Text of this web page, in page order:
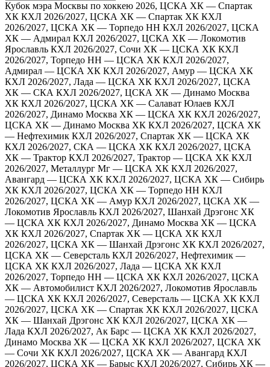
Кубок мэра Москвы по хоккею 2026, ЦСКА ХК — Спартак
ХК КХЛ 2026/2027, ЦСКА ХК — Спартак ХК КХЛ
2026/2027, ЦСКА ХК — Торпедо НН КХЛ 2026/2027, ЦСКА
ХК — Адмирал КХЛ 2026/2027, ЦСКА ХК — Локомотив
Ярославль КХЛ 2026/2027, Сочи ХК — ЦСКА ХК КХЛ
2026/2027, Торпедо НН — ЦСКА ХК КХЛ 2026/2027,
Адмирал — ЦСКА ХК КХЛ 2026/2027, Амур — ЦСКА ХК
КХЛ 2026/2027, Лада — ЦСКА ХК КХЛ 2026/2027, ЦСКА
ХК — СКА КХЛ 2026/2027, ЦСКА ХК — Динамо Москва
ХК КХЛ 2026/2027, ЦСКА ХК — Салават Юлаев КХЛ
2026/2027, Динамо Москва ХК — ЦСКА ХК КХЛ 2026/2027,
ЦСКА ХК — Динамо Москва ХК КХЛ 2026/2027, ЦСКА ХК
— Нефтехимик КХЛ 2026/2027, Спартак ХК — ЦСКА ХК
КХЛ 2026/2027, СКА — ЦСКА ХК КХЛ 2026/2027, ЦСКА
ХК — Трактор КХЛ 2026/2027, Трактор — ЦСКА ХК КХЛ
2026/2027, Металлург Мг — ЦСКА ХК КХЛ 2026/2027,
Авангард — ЦСКА ХК КХЛ 2026/2027, ЦСКА ХК — Сибирь
ХК КХЛ 2026/2027, ЦСКА ХК — Торпедо НН КХЛ
2026/2027, ЦСКА ХК — Амур КХЛ 2026/2027, ЦСКА ХК —
Локомотив Ярославль КХЛ 2026/2027, Шанхай Дрэгонс ХК
— ЦСКА ХК КХЛ 2026/2027, Динамо Москва ХК — ЦСКА
ХК КХЛ 2026/2027, Спартак ХК — ЦСКА ХК КХЛ
2026/2027, ЦСКА ХК — Шанхай Дрэгонс ХК КХЛ 2026/2027,
ЦСКА ХК — Северсталь КХЛ 2026/2027, Нефтехимик —
ЦСКА ХК КХЛ 2026/2027, Лада — ЦСКА ХК КХЛ
2026/2027, Торпедо НН — ЦСКА ХК КХЛ 2026/2027, ЦСКА
ХК — Автомобилист КХЛ 2026/2027, Локомотив Ярославль
— ЦСКА ХК КХЛ 2026/2027, Северсталь — ЦСКА ХК КХЛ
2026/2027, ЦСКА ХК — Спартак ХК КХЛ 2026/2027, ЦСКА
ХК — Шанхай Дрэгонс ХК КХЛ 2026/2027, ЦСКА ХК —
Лада КХЛ 2026/2027, Ак Барс — ЦСКА ХК КХЛ 2026/2027,
Динамо Москва ХК — ЦСКА ХК КХЛ 2026/2027, ЦСКА ХК
— Сочи ХК КХЛ 2026/2027, ЦСКА ХК — Авангард КХЛ
2026/2027, ЦСКА ХК — Барыс КХЛ 2026/2027, Сибирь ХК —